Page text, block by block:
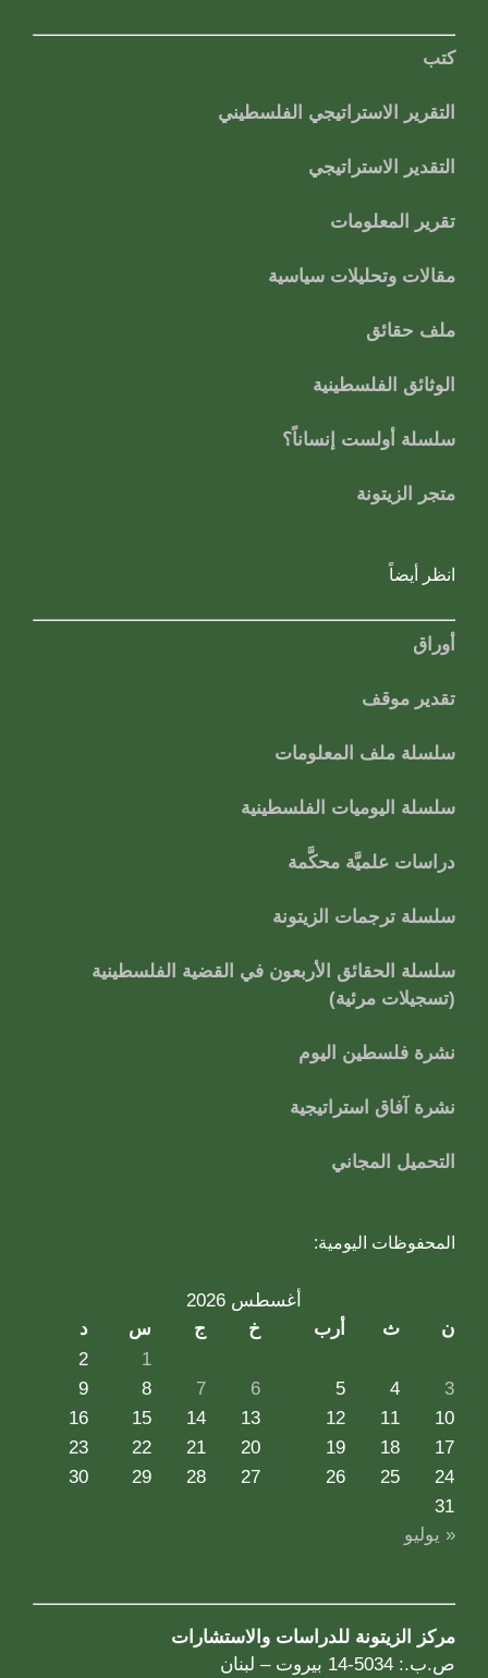
كتب
التقرير الاستراتيجي الفلسطيني
التقدير الاستراتيجي
تقرير المعلومات
مقالات وتحليلات سياسية
ملف حقائق
الوثائق الفلسطينية
سلسلة أولست إنساناً؟
متجر الزيتونة
انظر أيضاً
أوراق
تقدير موقف
سلسلة ملف المعلومات
سلسلة اليوميات الفلسطينية
دراسات علميَّة محكَّمة
سلسلة ترجمات الزيتونة
سلسلة الحقائق الأربعون في القضية الفلسطينية
(تسجيلات مرئية)
نشرة فلسطين اليوم
نشرة آفاق استراتيجية
التحميل المجاني
المحفوظات اليومية:
أغسطس 2026
ن
ث أرب خ ج س
د
1
2
3
4
5
6
7
8
9
10
11
12
13
14
15
16
17
18
19
20
21
22
23
24
25
26
27
28
29
30
31
« يوليو
مركز الزيتونة للدراسات والاستشارات
ص.ب.: 5034-14 بيروت – لبنان